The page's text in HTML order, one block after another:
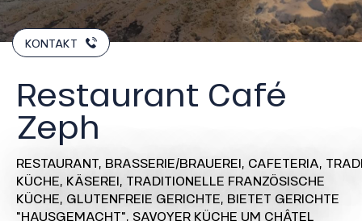
KONTAKT
Restaurant Café
Zeph
RESTAURANT, BRASSERIE/BRAUEREI, CAFETERIA,
KÜCHE, KÄSEREI, TRADITIONELLE FRANZÖSISCHE
KÜCHE, GLUTENFREIE GERICHTE, BIETET GERICHTE
"HAUSGEMACHT", SAVOYER KÜCHE UM CHÂTEL